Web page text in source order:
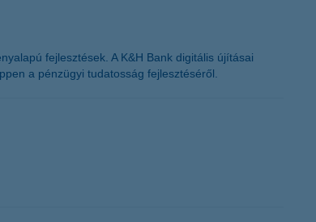
fejlesztések. A K&H Bank digitális újításai
a pénzügyi tudatosság fejlesztéséről.